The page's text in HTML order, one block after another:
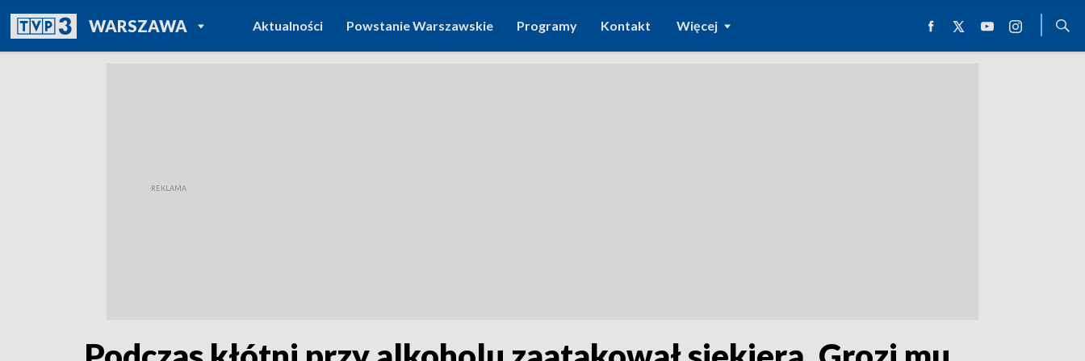
WARSZAWAPOWRÓT DO
TVP REGIONY
Aktualności Powstanie Warszawskie Programy Kontakt Więcej